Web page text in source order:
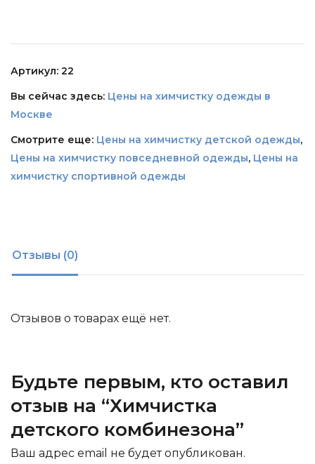
Артикул: 22
Вы сейчас здесь: Цены на химчистку одежды в
Москве
Смотрите еще: Цены на химчистку детской одежды,
Цены на химчистку повседневной одежды, Цены на
химчистку спортивной одежды
Отзывы (0)
Отзывов о товарах ещё нет.
Будьте первым, кто оставил
отзыв на “Химчистка
детского комбинезона”
Ваш адрес email не будет опубликован.